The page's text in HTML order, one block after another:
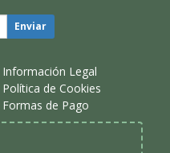
Enviar
Información Legal
Política de Cookies
Formas de Pago